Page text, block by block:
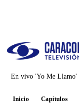
En vivo 'Yo Me Llamo'
Inicio Capítulos